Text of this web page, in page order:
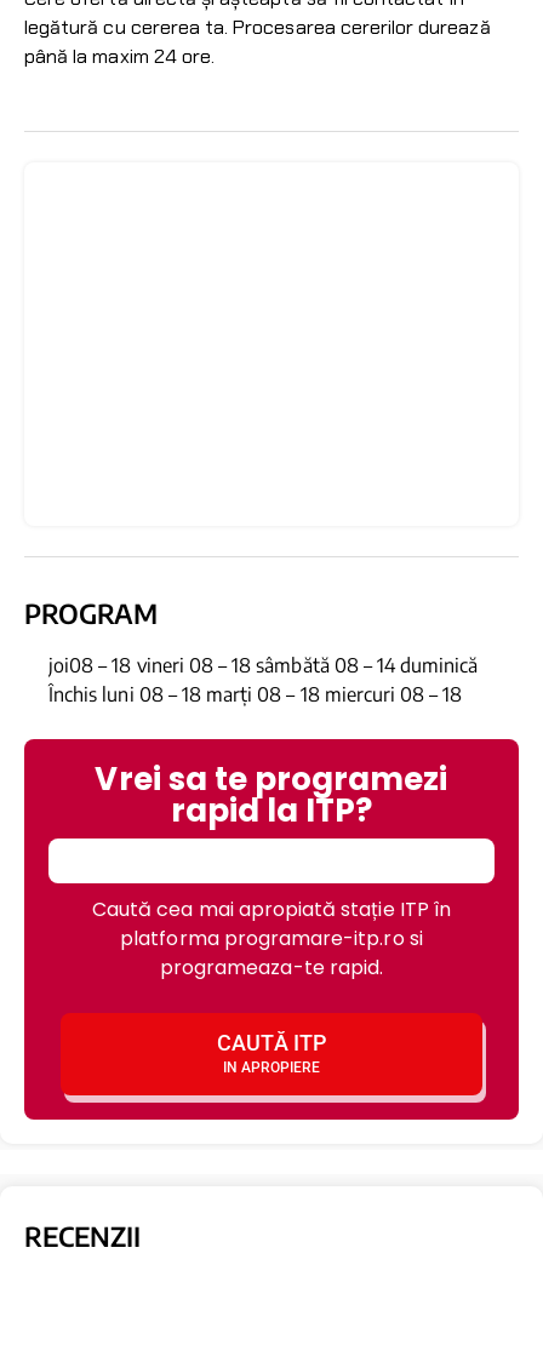
legătură cu cererea ta. Procesarea cererilor durează
până la maxim 24 ore.
PROGRAM
joi08 – 18 vineri 08 – 18 sâmbătă 08 – 14 duminică
Închis luni 08 – 18 marți 08 – 18 miercuri 08 – 18
Vrei sa te programezi
rapid la ITP?
Caută cea mai apropiată stație ITP în
platforma programare-itp.ro si
programeaza-te rapid.
CAUTĂ ITP
IN APROPIERE
RECENZII